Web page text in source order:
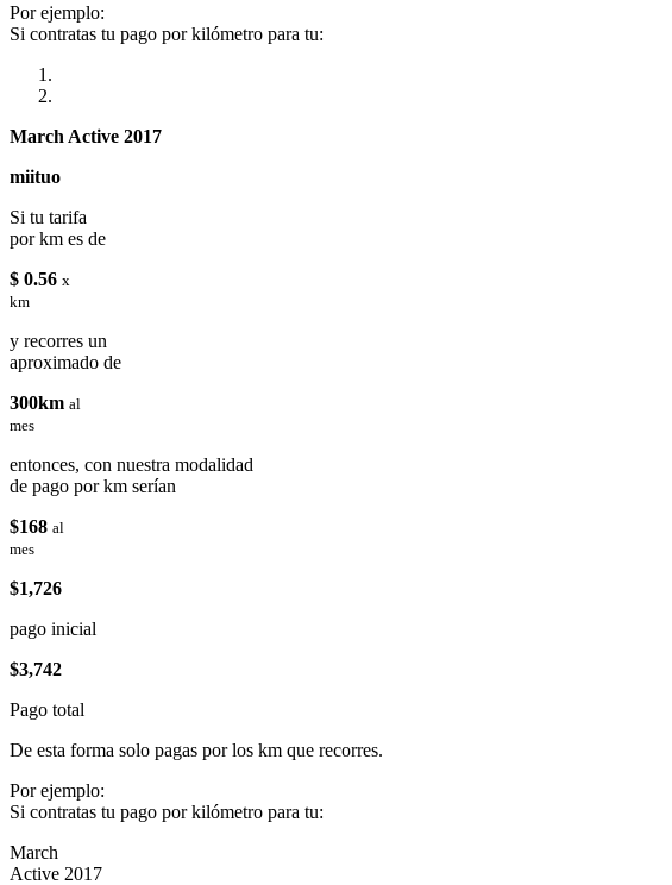
Por ejemplo:
Si contratas tu pago por kilómetro para tu:
March Active 2017
miituo
Si tu tarifa
por km es de
$ 0.56 x
km
y recorres un
aproximado de
300km al
mes
entonces, con nuestra modalidad
de pago por km serían
$168 al
mes
$1,726
pago inicial
$3,742
Pago total
De esta forma solo pagas por los km que recorres.
Por ejemplo:
Si contratas tu pago por kilómetro para tu:
March
Active 2017